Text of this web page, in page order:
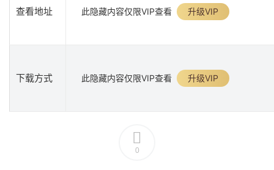
查看地址 此隐藏内容仅限VIP查看 升级VIP
下载方式 此隐藏内容仅限VIP查看 升级VIP
0